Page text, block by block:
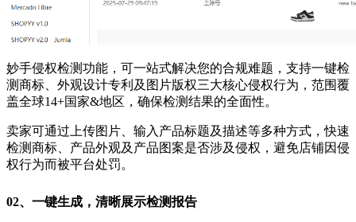
妙手侵权检测功能，可一站式解决您的合规难题，支持一键检
测商标、外观设计专利及图片版权三大核心侵权行为，范围覆
盖全球14+国家&地区，确保检测结果的全面性。
卖家可通过上传图片、输入产品标题及描述等多种方式，快速
检测商标、产品外观及产品图案是否涉及侵权，避免店铺因侵
权行为而被平台处罚。
02、 一键生成，清晰展示检测报告